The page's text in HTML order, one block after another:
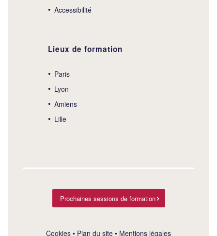
Accessibilité
Lieux de formation
Paris
Lyon
Amiens
Lille
Prochaines sessions de formation
Cookies • Plan du site • Mentions légales